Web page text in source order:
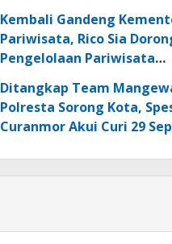
Kembali Gandeng
Pariwisata, Rico Sia
Pengelolaan Pariwisata
Ditangkap Team
Polresta Sorong Kota,
Curanmor Akui Curi 29